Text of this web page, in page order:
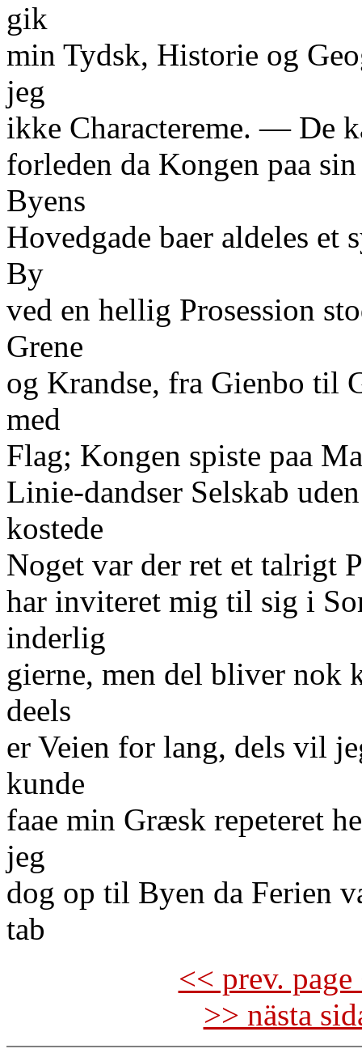
gik
min Tydsk, Historie og
jeg
ikke Charactereme. — De
forleden da Kongen paa
Byens
Hovedgade baer aldeles
By
ved en hellig Prosession
Grene
og Krandse, fra Gienbo til
med
Flag; Kongen spiste paa
Linie-dandser Selskab
kostede
Noget var der ret et talrigt
har inviteret mig til sig i
inderlig
gierne, men del bliver nok
deels
er Veien for lang, dels vil
kunde
faae min Græsk repeteret
jeg
dog op til Byen da Ferien
tab
<< prev.
>> nästa